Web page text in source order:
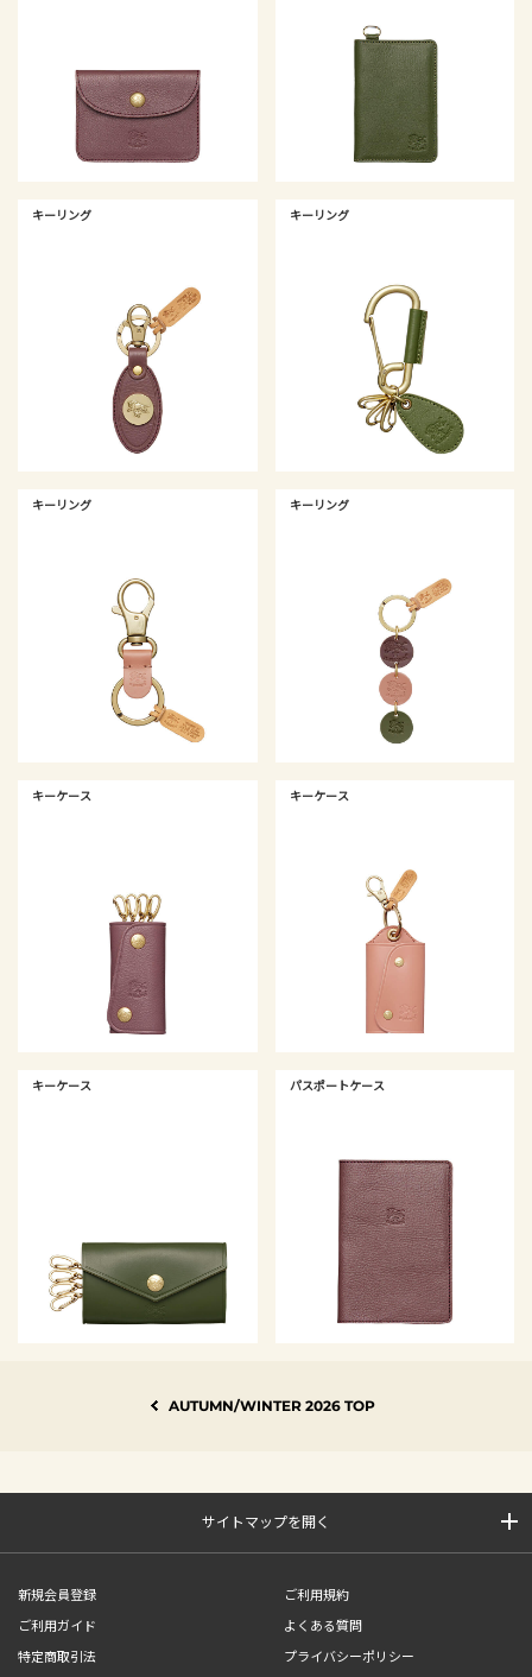
キーリング キーリング
キーリング キーリング
キーケース キーケース
キーケース パスポートケース
AUTUMN/WINTER 2026 TOP
サイトマップを開く
新規会員登録
ご利用規約
ご利用ガイド
よくある質問
特定商取引法
プライバシーポリシー